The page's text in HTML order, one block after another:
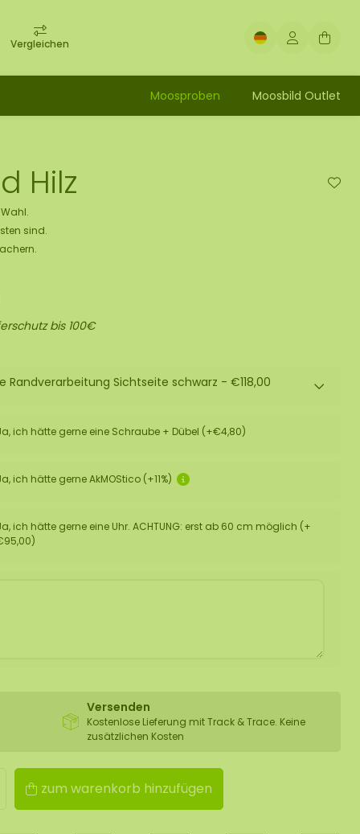
Vergleichen
Moosproben Moosbild Outlet
Hilz
sind.
bis 100€
Randverarbeitung Sichtseite schwarz - €118,00
ich hätte gerne eine Schraube + Dübel (+€4,80)
ich hätte gerne AkMOStico (+11%)
ich hätte gerne eine Uhr. ACHTUNG: erst ab 60 cm möglich (+
Versenden
Kostenlose Lieferung mit Track & Trace. Keine
zusätzlichen Kosten
zum warenkorb hinzufügen